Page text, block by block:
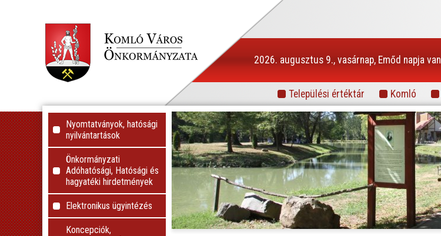
2026. augusztus 9., vasárnap, Emőd napja van
Települési értéktár Komló
Információs portál
Nyomtatványok, hatósági
nyilvántartások
Önkormányzati
Adóhatósági, Hatósági és
hagyatéki hirdetmények
Elektronikus ügyintézés
Koncepciók,